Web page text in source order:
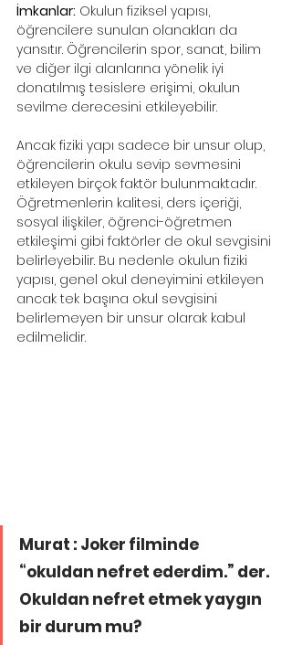
İmkanlar: Okulun fiziksel yapısı,
öğrencilere sunulan olanakları da
yansıtır. Öğrencilerin spor, sanat, bilim
ve diğer ilgi alanlarına yönelik iyi
donatılmış tesislere erişimi, okulun
sevilme derecesini etkileyebilir.
Ancak fiziki yapı sadece bir unsur olup,
öğrencilerin okulu sevip sevmesini
etkileyen birçok faktör bulunmaktadır.
Öğretmenlerin kalitesi, ders içeriği,
sosyal ilişkiler, öğrenci-öğretmen
etkileşimi gibi faktörler de okul sevgisini
belirleyebilir. Bu nedenle okulun fiziki
yapısı, genel okul deneyimini etkileyen
ancak tek başına okul sevgisini
belirlemeyen bir unsur olarak kabul
edilmelidir.
Murat : Joker filminde
“okuldan nefret ederdim.” der.
Okuldan nefret etmek yaygın
bir durum mu?